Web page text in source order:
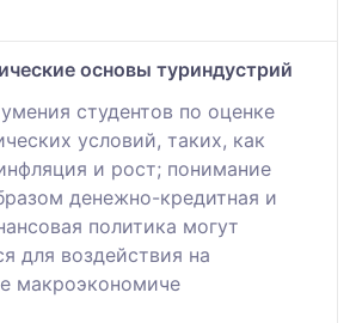
основы туриндустрий
студентов по оценке
условий, таких, как
и рост; понимание
денежно-кредитная и
политика могут
для воздействия на
макроэкономиче